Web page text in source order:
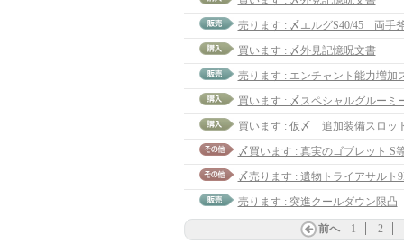
売ります : 〆エルグS40/45 両手
買います : 〆外見記憶呪文書
〆買います : 真実のゴブレット S
〆売ります : 遺物トライアサルト
売ります : 突進クールダウン限凸
前へ 1 2